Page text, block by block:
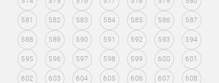
581 582 583 584 585 586 587
588 589 590 591 592 593 594
595 596 597 598 599 600 601
602 603 604 605 606 607 608